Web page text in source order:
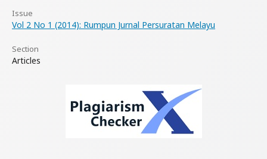
Issue
Vol 2 No 1 (2014): Rumpun Jurnal Persuratan Melayu
Section
Articles